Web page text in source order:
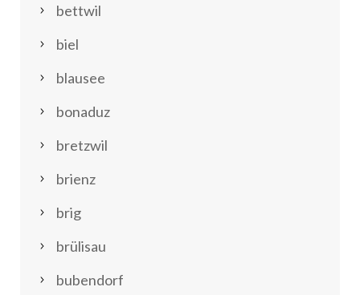
bettwil
biel
blausee
bonaduz
bretzwil
brienz
brig
brülisau
bubendorf